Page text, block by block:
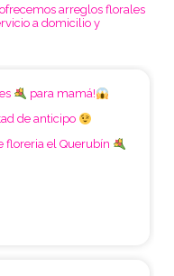
arreglos florales
a domicilio y
para mamá!
de anticipo
floreria el Querubín